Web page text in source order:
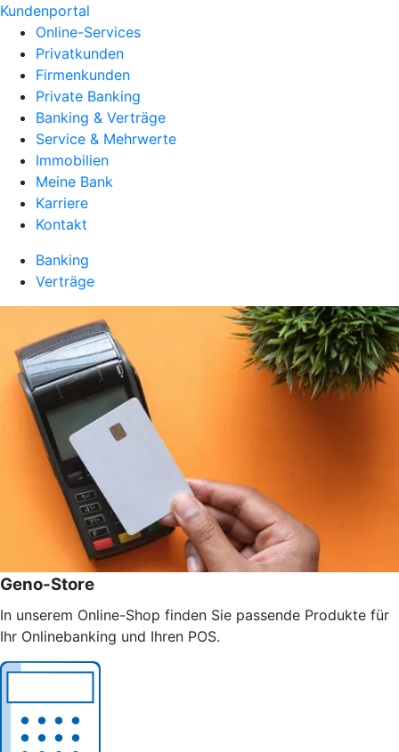
Kundenportal
Online-Services
Privatkunden
Firmenkunden
Private Banking
Banking & Verträge
Service & Mehrwerte
Immobilien
Meine Bank
Karriere
Kontakt
Banking
Verträge
Geno-Store
In unserem Online-Shop finden Sie passende Produkte für
Ihr Onlinebanking und Ihren POS.